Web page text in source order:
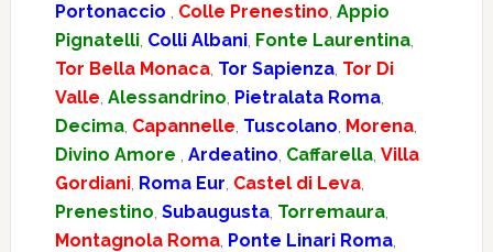
Portonaccio , Colle Prenestino, Appio
Pignatelli, Colli Albani, Fonte Laurentina,
Tor Bella Monaca, Tor Sapienza, Tor Di
Valle, Alessandrino, Pietralata Roma,
Decima, Capannelle, Tuscolano, Morena,
Divino Amore , Ardeatino, Caffarella, Villa
Gordiani, Roma Eur, Castel di Leva,
Prenestino, Subaugusta, Torremaura,
Montagnola Roma, Ponte Linari Roma,